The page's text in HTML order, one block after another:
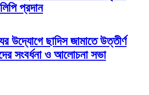
প্রদান
উদ্যোগে ছাদিস জামাতে উত্তীর্ণ
সংবর্ধনা ও আলোচনা সভা